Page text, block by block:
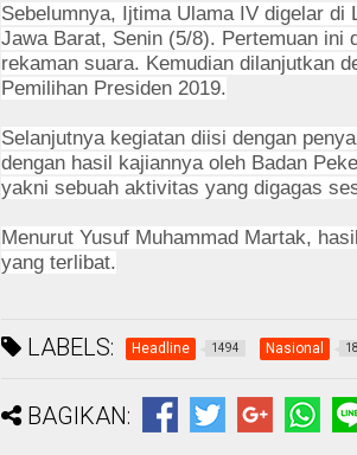
Sebelumnya, Ijtima Ulama IV digelar di
Jawa Barat, Senin (5/8). Pertemuan ini
rekaman suara. Kemudian dilanjutkan
Pemilihan Presiden 2019.
Selanjutnya kegiatan diisi dengan
dengan hasil kajiannya oleh Badan
yakni sebuah aktivitas yang digagas
Menurut Yusuf Muhammad Martak,
yang terlibat.
LABELS: Headline 1494 Nasional
BAGIKAN: